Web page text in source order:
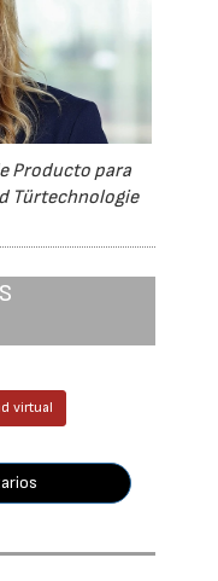
Producto para
Türtechnologie
virtual